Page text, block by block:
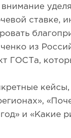
ставке,
из
ГОСТа,
год» и